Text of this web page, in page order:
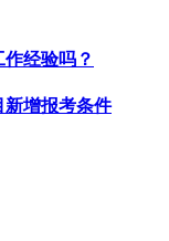
经验吗？
增报考条件